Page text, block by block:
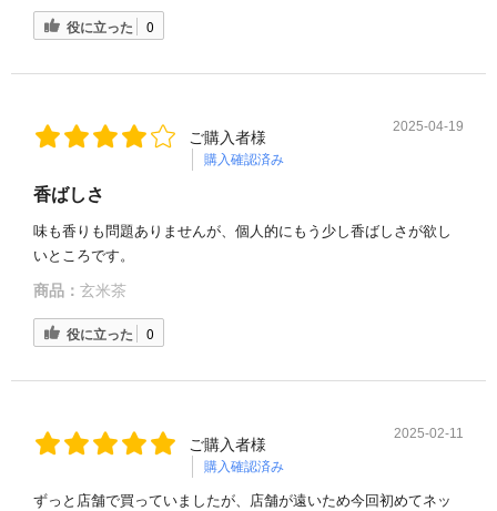
役に立った 0
ご購入者様
購入確認済み
2025-04-19
香ばしさ
味も香りも問題ありませんが、個人的にもう少し香ばしさが欲し
いところです。
商品： 玄米茶
役に立った 0
ご購入者様
購入確認済み
2025-02-11
ずっと店舗で買っていましたが、店舗が遠いため今回初めてネッ